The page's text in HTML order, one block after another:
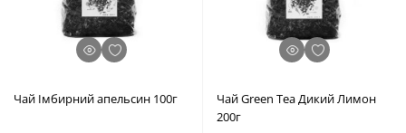
Чай Імбирний апельсин 100г
Чай Green Tea Дикий Лимон
200г